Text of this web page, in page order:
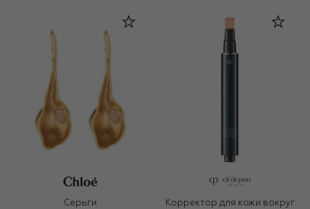
Серьги
Корректор для кожи вокруг